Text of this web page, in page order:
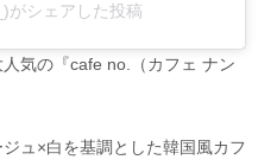
がシェアした投稿
気の『cafe no.（カフェ ナン
ュ×白を基調とした韓国風カフ